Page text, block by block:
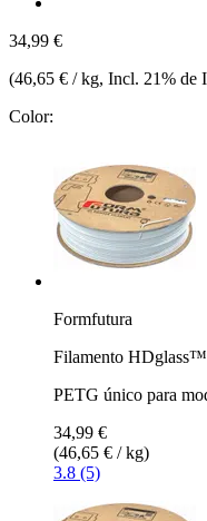
34,99 €
(46,65 € / kg, Incl. 21% de
Color:
Formfutura
Filamento
PETG único para
34,99 €
(46,65 € / kg)
3.8 (5)